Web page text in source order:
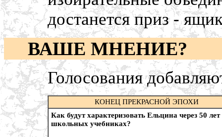
достанется приз -
ВАШЕ МНЕНИЕ?
Голосования
КОНЕЦ ПРЕКРАСНОЙ ЭПОХИ
Как будут характеризовать Ельцина через 50 лет
школьных учебниках?